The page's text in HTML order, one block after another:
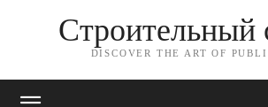
Строительный
DISCOVER THE ART OF